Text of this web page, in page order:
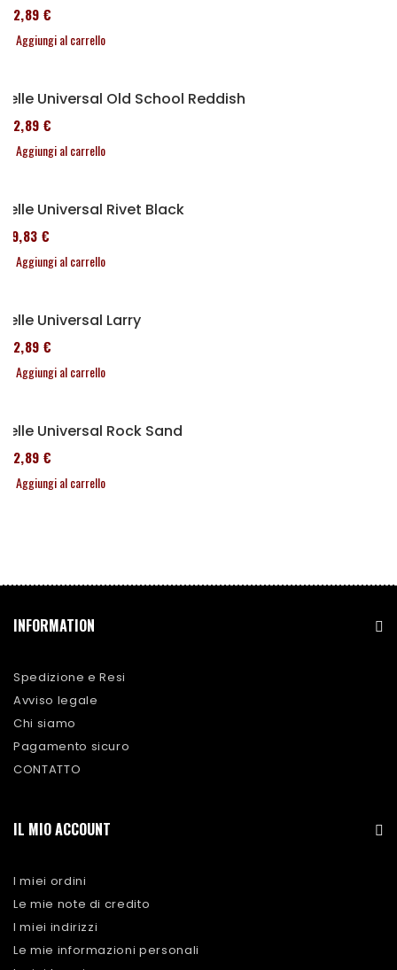
152,89 €
Aggiungi al carrello
Selle Universal Old School Reddish
152,89 €
Aggiungi al carrello
Selle Universal Rivet Black
119,83 €
Aggiungi al carrello
Selle Universal Larry
152,89 €
Aggiungi al carrello
Selle Universal Rock Sand
152,89 €
Aggiungi al carrello
INFORMATION
Spedizione e Resi
Avviso legale
Chi siamo
Pagamento sicuro
CONTATTO
IL MIO ACCOUNT
I miei ordini
Le mie note di credito
I miei indirizzi
Le mie informazioni personali